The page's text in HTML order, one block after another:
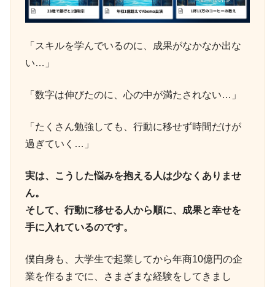
「スキルを学んでいるのに、成果がなかなか出な
い…」
「数字は伸びたのに、心の中が満たされない…」
「たくさん勉強しても、行動に移せず時間だけが
過ぎていく…」
実は、こうした悩みを抱える人は少なくありませ
ん。
そして、行動に移せる人から順に、成果と幸せを
手に入れているのです。
僕自身も、大学生で起業してから年商10億円の企
業を作るまでに、さまざまな経験をしてきまし